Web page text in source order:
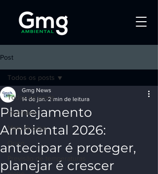
Post
Todos os posts
incêndios
Mato Grosso
Orion
Todos os posts
Planejamento
Ambiental 2026:
antecipar é proteger,
planejar é crescer
Gmg News
14 de jan. 2 min de leitura